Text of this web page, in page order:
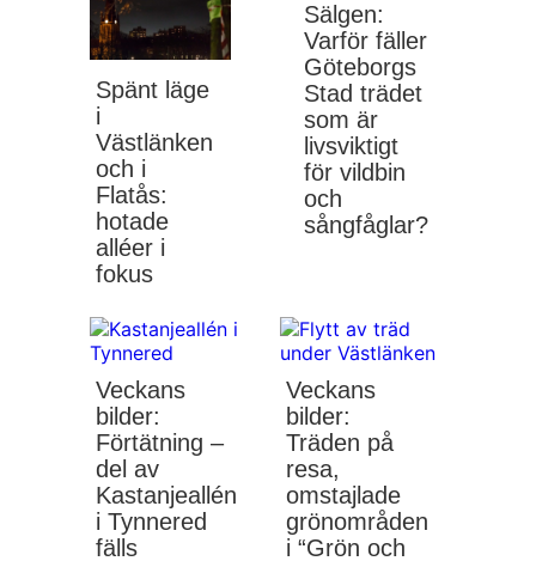
Spänt läge
i
Västlänken
och i
Flatås:
hotade
alléer i
fokus
Sälgen:
Varför fäller
Göteborgs
Stad trädet
som är
livsviktigt
för vildbin
och
sångfåglar?
Veckans
bilder:
Förtätning –
del av
Kastanjeallén
i Tynnered
fälls
Veckans
bilder:
Träden på
resa,
omstajlade
grönområden
i “Grön och